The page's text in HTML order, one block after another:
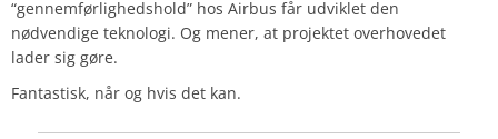
“gennemførlighedshold” hos Airbus får udviklet den
nødvendige teknologi. Og mener, at projektet overhovedet
lader sig gøre.
Fantastisk, når og hvis det kan.